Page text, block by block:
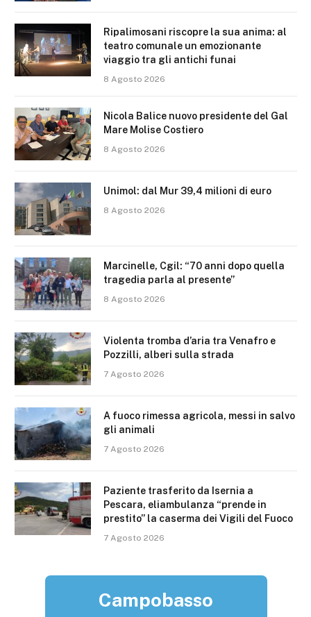
Ripalimosani riscopre la sua anima: al
teatro comunale un emozionante
viaggio tra gli antichi funai
8 Agosto 2026
Nicola Balice nuovo presidente del Gal
Mare Molise Costiero
8 Agosto 2026
Unimol: dal Mur 39,4 milioni di euro
8 Agosto 2026
Marcinelle, Cgil: “70 anni dopo quella
tragedia parla al presente”
8 Agosto 2026
Violenta tromba d’aria tra Venafro e
Pozzilli, alberi sulla strada
7 Agosto 2026
A fuoco rimessa agricola, messi in salvo
gli animali
7 Agosto 2026
Paziente trasferito da Isernia a
Pescara, eliambulanza “prende in
prestito” la caserma dei Vigili del Fuoco
7 Agosto 2026
Campobasso